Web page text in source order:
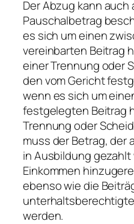
Der Abzug kann auch
Pauschalbetrag
es sich um einen
vereinbarten Beitrag
einer Trennung oder
den vom Gericht
wenn es sich um
festgelegten Beitrag
Trennung oder
muss der Betrag, der
in Ausbildung
Einkommen
ebenso wie die
werden.